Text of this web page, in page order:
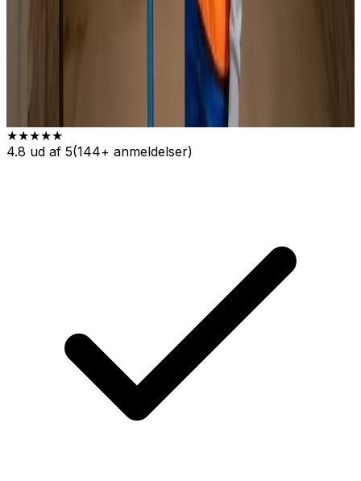
★★★★★
4.8 ud af 5(144+ anmeldelser)